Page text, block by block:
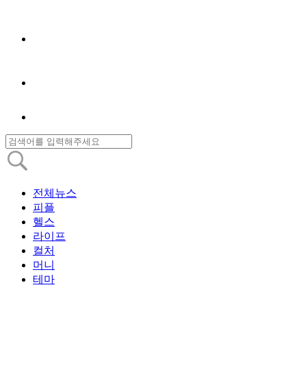
전체뉴스
피플
헬스
라이프
컬처
머니
테마